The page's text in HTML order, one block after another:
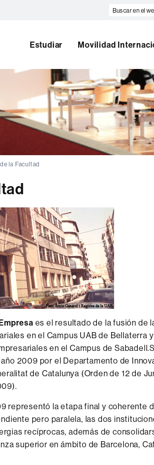
Buscar
web
Estudiar Movilidad
la Facultad
es el resultado de la fusión de
en el Campus UAB de Bellaterra
en el Campus de
2009 por el Departamento de
de Catalunya (Orden de 12 de
representó la etapa final y coherente
pero paralela, las dos
recíprocas, además de
superior en ámbito de Barcelona,